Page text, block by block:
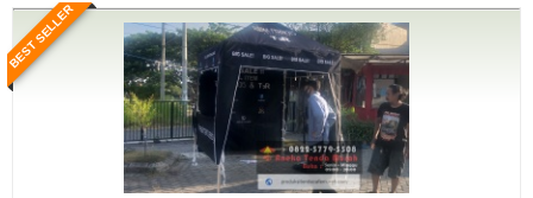
BEST SELLER